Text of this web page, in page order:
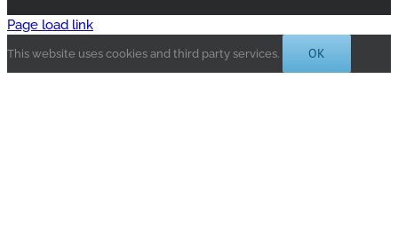
Page load link
This website uses cookies and third party services. OK